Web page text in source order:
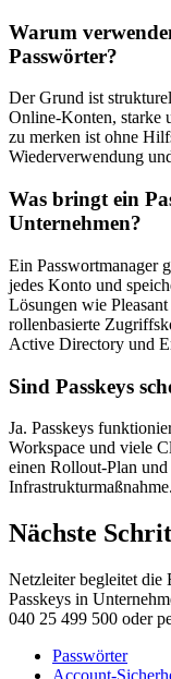
Warum
Passwörter?
Der Grund ist
Online-Konten, starke
zu merken ist ohne
Wiederverwendung
Was bringt ein
Unternehmen?
Ein Passwortmanager
jedes Konto und
Lösungen wie
rollenbasierte
Active Directory und
Sind Passkeys
Ja. Passkeys
Workspace und viele
einen Rollout-Plan
Infrastrukturmaßnahme.
Nächste
Netzleiter begleitet die
Passkeys in
040 25 499 500 oder
Passwörter
Account-